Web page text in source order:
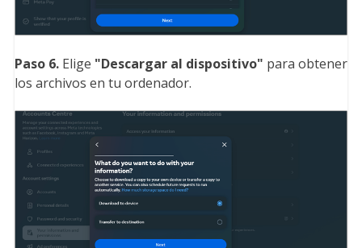
Paso 6.Elige "Descargar al dispositivo" para obtener
los archivos en tu ordenador.